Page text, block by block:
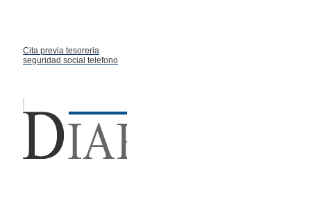
Cita previa tesoreria
seguridad social telefono